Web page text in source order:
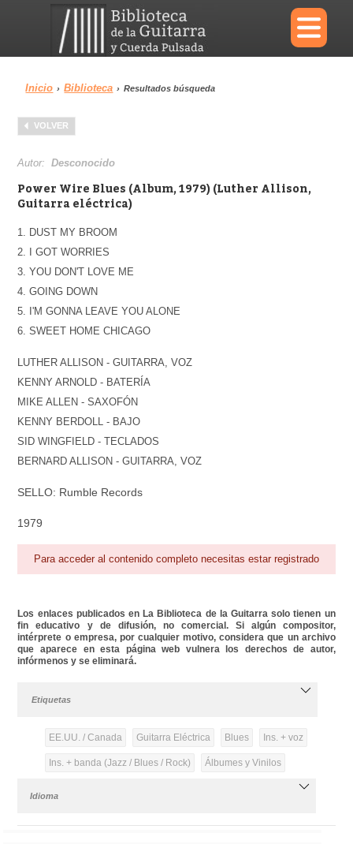
×
Menu
Biblioteca
Inicio › Biblioteca › Resultados búsqueda
VOLVER
Autor:Desconocido
Power Wire Blues (Album, 1979) (Luther Allison,
Guitarra eléctrica)
1. DUST MY BROOM
2. I GOT WORRIES
3. YOU DON'T LOVE ME
4. GOING DOWN
5. I'M GONNA LEAVE YOU ALONE
6. SWEET HOME CHICAGO
LUTHER ALLISON - GUITARRA, VOZ
KENNY ARNOLD - BATERÍA
MIKE ALLEN - SAXOFÓN
KENNY BERDOLL - BAJO
SID WINGFIELD - TECLADOS
BERNARD ALLISON - GUITARRA, VOZ
SELLO: Rumble Records
1979
Para acceder al contenido completo necesitas estar registrado
Los enlaces publicados en La Biblioteca de la Guitarra solo tienen un
fin educativo y de difusión, no comercial. Si algún compositor,
intérprete o empresa, por cualquier motivo, considera que un archivo
que aparece en esta página web vulnera los derechos de autor,
infórmenos y se eliminará.
Etiquetas
EE.UU. / Canada Guitarra Eléctrica Blues Ins. + voz
Ins. + banda (Jazz / Blues / Rock) Álbumes y Vinilos
Idioma